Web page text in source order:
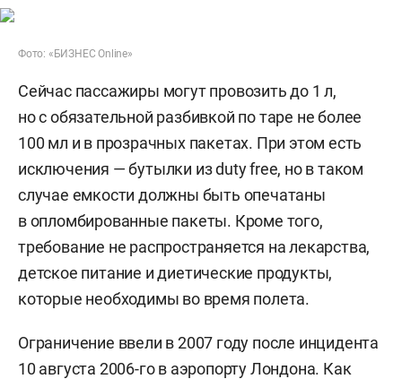
Фото: «БИЗНЕС Online»
Сейчас пассажиры могут провозить до 1 л,
но с обязательной разбивкой по таре не более
100 мл и в прозрачных пакетах. При этом есть
исключения — бутылки из duty free, но в таком
случае емкости должны быть опечатаны
в опломбированные пакеты. Кроме того,
требование не распространяется на лекарства,
детское питание и диетические продукты,
которые необходимы во время полета.
Ограничение ввели в 2007 году после инцидента
10 августа 2006-го в аэропорту Лондона. Как